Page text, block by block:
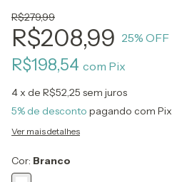
R$279,99
R$208,99 25% OFF
R$198,54 com Pix
4x de R$52,25 sem juros
5% de desconto pagando com Pix
Ver mais detalhes
Cor: Branco